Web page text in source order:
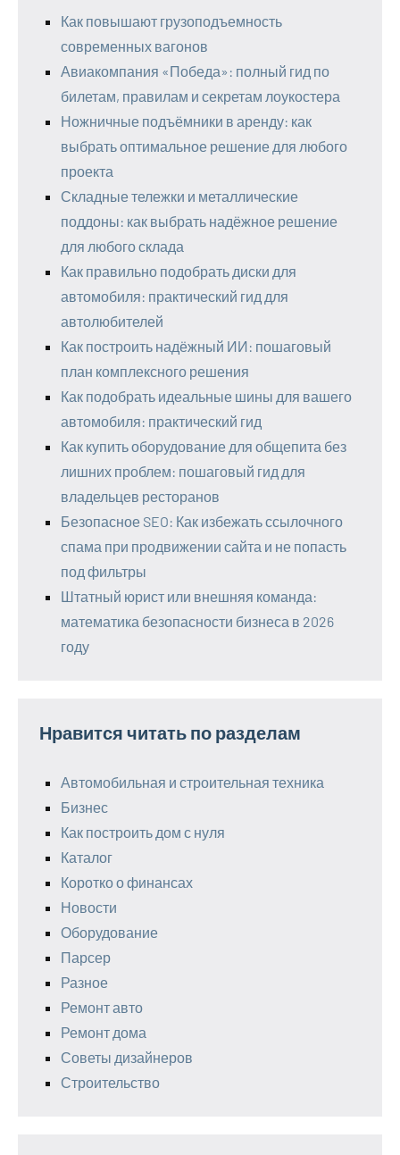
Как повышают грузоподъемность
современных вагонов
Авиакомпания «Победа»: полный гид по
билетам, правилам и секретам лоукостера
Ножничные подъёмники в аренду: как
выбрать оптимальное решение для любого
проекта
Складные тележки и металлические
поддоны: как выбрать надёжное решение
для любого склада
Как правильно подобрать диски для
автомобиля: практический гид для
автолюбителей
Как построить надёжный ИИ: пошаговый
план комплексного решения
Как подобрать идеальные шины для вашего
автомобиля: практический гид
Как купить оборудование для общепита без
лишних проблем: пошаговый гид для
владельцев ресторанов
Безопасное SEO: Как избежать ссылочного
спама при продвижении сайта и не попасть
под фильтры
Штатный юрист или внешняя команда:
математика безопасности бизнеса в 2026
году
Нравится читать по разделам
Автомобильная и строительная техника
Бизнес
Как построить дом с нуля
Каталог
Коротко о финансах
Новости
Оборудование
Парсер
Разное
Ремонт авто
Ремонт дома
Советы дизайнеров
Строительство